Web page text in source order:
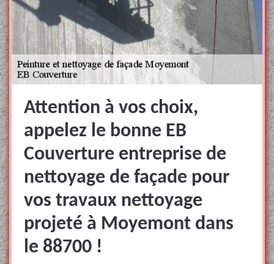
Attention à vos choix,
appelez le bonne EB
Couverture entreprise de
nettoyage de façade pour
vos travaux nettoyage
projeté à Moyemont dans
le 88700 !